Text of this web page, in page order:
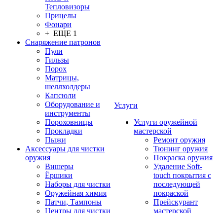
Тепловизоры
Прицелы
Фонари
+ ЕЩЕ 1
Снаряжение патронов
Пули
Гильзы
Порох
Матрицы,
шеллхолдеры
Капсюли
Оборудование и
инструменты
Пороховницы
Прокладки
Пыжи
Аксессуары для чистки
оружия
Вишеры
Ёршики
Наборы для чистки
Оружейная химия
Патчи, Тампоны
Центры для чистки
Услуги
Услуги оружейной
мастерской
Ремонт оружия
Тюнинг оружия
Покраска оружия
Удаление Soft-
touch покрытия с
последующей
покраской
Прейскурант
мастерской